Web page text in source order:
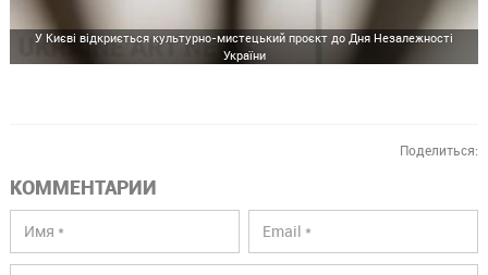
У Києві відкриється культурно-мистецький проєкт до Дня Незалежності
України
Поделиться:
КОММЕНТАРИИ